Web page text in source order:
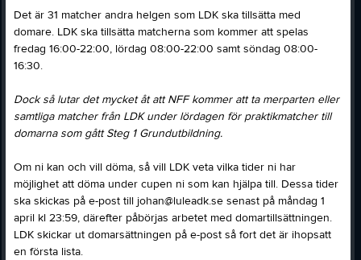
Det är 31 matcher andra helgen som LDK ska tillsätta med
domare. LDK ska tillsätta matcherna som kommer att spelas
fredag 16:00-22:00, lördag 08:00-22:00 samt söndag 08:00-
16:30.
Dock så lutar det mycket åt att NFF kommer att ta merparten eller
samtliga matcher från LDK under lördagen för praktikmatcher till
domarna som gått Steg 1 Grundutbildning.
Om ni kan och vill döma, så vill LDK veta vilka tider ni har
möjlighet att döma under cupen ni som kan hjälpa till. Dessa tider
ska skickas på e-post till johan@luleadk.se senast på måndag 1
april kl 23:59, därefter påbörjas arbetet med domartillsättningen.
LDK skickar ut domarsättningen på e-post så fort det är ihopsatt
en första lista.